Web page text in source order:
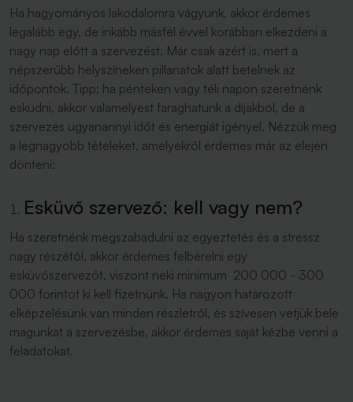
Ha hagyományos lakodalomra vágyunk, akkor érdemes
legalább egy, de inkább másfél évvel korábban elkezdeni a
nagy nap előtt a szervezést. Már csak azért is, mert a
népszerűbb helyszíneken pillanatok alatt betelnek az
időpontok. Tipp: ha pénteken vagy téli napon szeretnénk
esküdni, akkor valamelyest faraghatunk a díjakból, de a
szervezés ugyanannyi időt és energiát igényel. Nézzük meg
a legnagyobb tételeket, amelyekről érdemes már az elején
dönteni:
Esküvő szervező: kell vagy nem?
Ha szeretnénk megszabadulni az egyeztetés és a stressz
nagy részétől, akkor érdemes felbérelni egy
esküvőszervezőt, viszont neki minimum 200 000 - 300
000 forintot ki kell fizetnünk. Ha nagyon határozott
elképzelésünk van minden részletről, és szívesen vetjük bele
magunkat a szervezésbe, akkor érdemes saját kézbe venni a
feladatokat.